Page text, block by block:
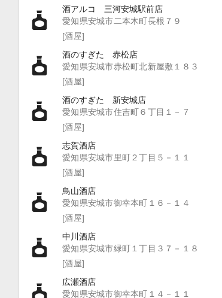
酒アルコ 三河安城駅前店
愛知県安城市二本木町長根７９
[酒屋]
酒のすぎた 赤松店
愛知県安城市赤松町北新屋敷１８３
[酒屋]
酒のすぎた 新安城店
愛知県安城市住吉町６丁目１－７
[酒屋]
志賀酒店
愛知県安城市里町２丁目５－１１
[酒屋]
鳥山酒店
愛知県安城市御幸本町１６－１４
[酒屋]
中川酒店
愛知県安城市緑町１丁目３７－１８
[酒屋]
広瀬酒店
愛知県安城市御幸本町１４－１１